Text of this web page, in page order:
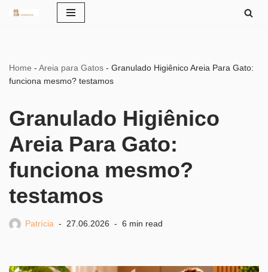
Home - Areia para Gatos - Granulado Higiênico Areia Para Gato:
funciona mesmo? testamos
Granulado Higiênico
Areia Para Gato:
funciona mesmo?
testamos
Patrícia 27.06.2026 6 min read